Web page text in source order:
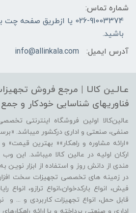
شماره تماس:
026-91003374 یا ازطریق صفحه
باشید.
آدرس ایمیل:
info@allinkala.com
عـالـین کالـا | مرجع فروش‌
فناوریهای شناسایی‌ خودکار‌ و‌
عالین‌کالا اولین فروشگاه اینترنتی
صنفی، صنعتی و اداری درکشور میباشد.
«ارائه مشاوره و راهکار»« بهترین قیمت»
ارکان اولیه در عالین کالا میباشد. این
مندی از دانش روز و استفاده از ابزار نویـن
در زمینه های تخصصی تجهیزات سخت
فیش، انواع بارکدخوان،انواع ترازو، انواع
قابل حمل، انواع تجهیزات کاربردی و ...